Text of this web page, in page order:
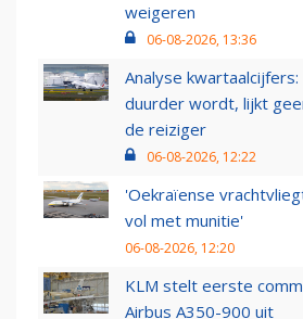
weigeren
06-08-2026, 13:36
Analyse
duurder wordt, lijkt
de reiziger
06-08-2026, 12:22
'Oekraïense
vol met munitie'
06-08-2026, 12:20
KLM stelt eerste
Airbus A350-900 uit